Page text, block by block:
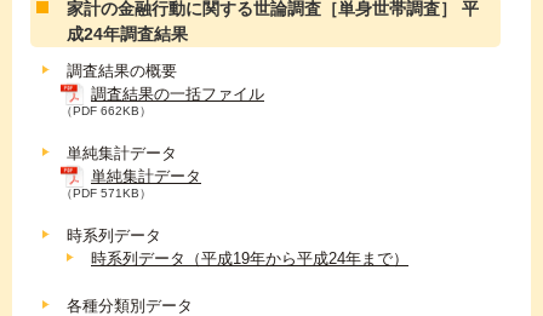
家計の金融行動に関する世論調査［単身世帯調査］ 平
成24年調査結果
調査結果の概要
調査結果の一括ファイル
（PDF 662KB）
単純集計データ
単純集計データ
（PDF 571KB）
時系列データ
時系列データ（平成19年から平成24年まで）
各種分類別データ